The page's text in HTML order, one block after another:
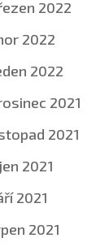
2022
2022
2022
2021
2021
2021
2021
2021